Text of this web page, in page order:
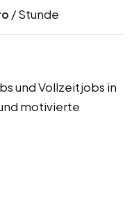
/ Stunde
und Vollzeitjobs in
motivierte